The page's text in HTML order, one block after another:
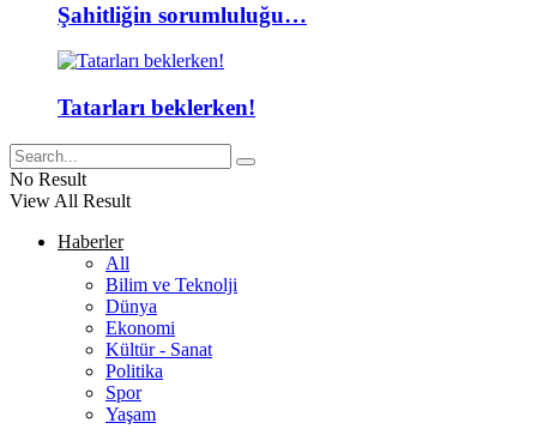
Şahitliğin sorumluluğu…
Tatarları beklerken!
No Result
View All Result
Haberler
All
Bilim ve Teknolji
Dünya
Ekonomi
Kültür - Sanat
Politika
Spor
Yaşam